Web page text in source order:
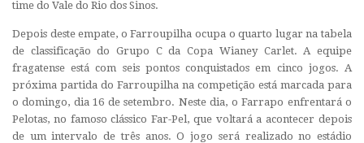
time do Vale do Rio dos Sinos.
Depois deste empate, o Farroupilha ocupa o quarto lugar na tabela
de classificação do Grupo C da Copa Wianey Carlet. A equipe
fragatense está com seis pontos conquistados em cinco jogos. A
próxima partida do Farroupilha na competição está marcada para
o domingo, dia 16 de setembro. Neste dia, o Farrapo enfrentará o
Pelotas, no famoso clássico Far-Pel, que voltará a acontecer depois
de um intervalo de três anos. O jogo será realizado no estádio